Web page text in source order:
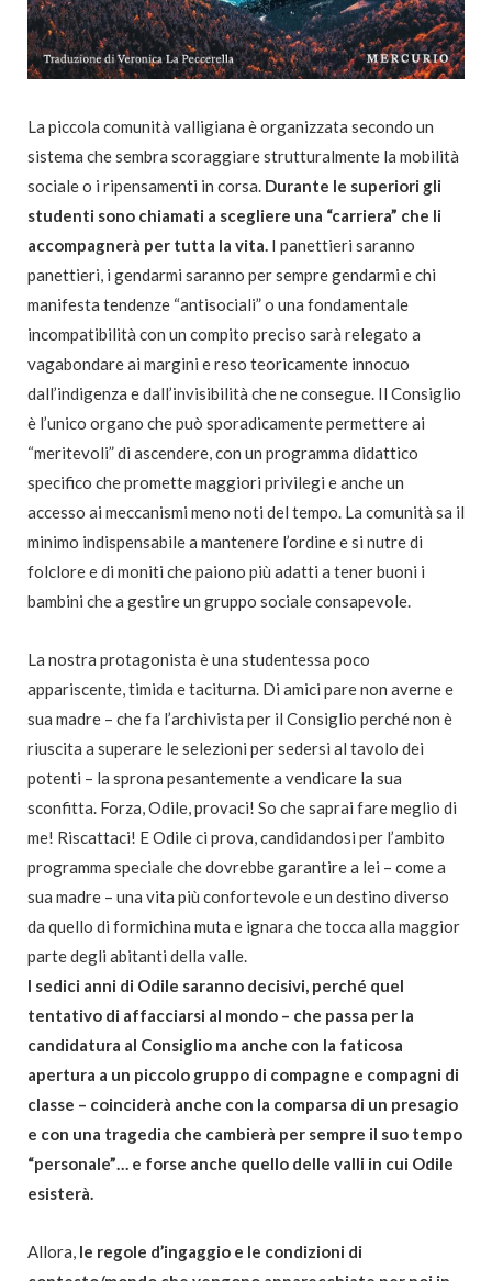
La piccola comunità valligiana è organizzata secondo un
sistema che sembra scoraggiare strutturalmente la mobilità
sociale o i ripensamenti in corsa. Durante le superiori gli
studenti sono chiamati a scegliere una “carriera” che li
accompagnerà per tutta la vita. I panettieri saranno
panettieri, i gendarmi saranno per sempre gendarmi e chi
manifesta tendenze “antisociali” o una fondamentale
incompatibilità con un compito preciso sarà relegato a
vagabondare ai margini e reso teoricamente innocuo
dall’indigenza e dall’invisibilità che ne consegue. Il Consiglio
è l’unico organo che può sporadicamente permettere ai
“meritevoli” di ascendere, con un programma didattico
specifico che promette maggiori privilegi e anche un
accesso ai meccanismi meno noti del tempo. La comunità sa il
minimo indispensabile a mantenere l’ordine e si nutre di
folclore e di moniti che paiono più adatti a tener buoni i
bambini che a gestire un gruppo sociale consapevole.
La nostra protagonista è una studentessa poco
appariscente, timida e taciturna. Di amici pare non averne e
sua madre – che fa l’archivista per il Consiglio perché non è
riuscita a superare le selezioni per sedersi al tavolo dei
potenti – la sprona pesantemente a vendicare la sua
sconfitta. Forza, Odile, provaci! So che saprai fare meglio di
me! Riscattaci! E Odile ci prova, candidandosi per l’ambito
programma speciale che dovrebbe garantire a lei – come a
sua madre – una vita più confortevole e un destino diverso
da quello di formichina muta e ignara che tocca alla maggior
parte degli abitanti della valle.
I sedici anni di Odile saranno decisivi, perché quel
tentativo di affacciarsi al mondo – che passa per la
candidatura al Consiglio ma anche con la faticosa
apertura a un piccolo gruppo di compagne e compagni di
classe – coinciderà anche con la comparsa di un presagio
e con una tragedia che cambierà per sempre il suo tempo
“personale”… e forse anche quello delle valli in cui Odile
esisterà.
Allora, le regole d’ingaggio e le condizioni di